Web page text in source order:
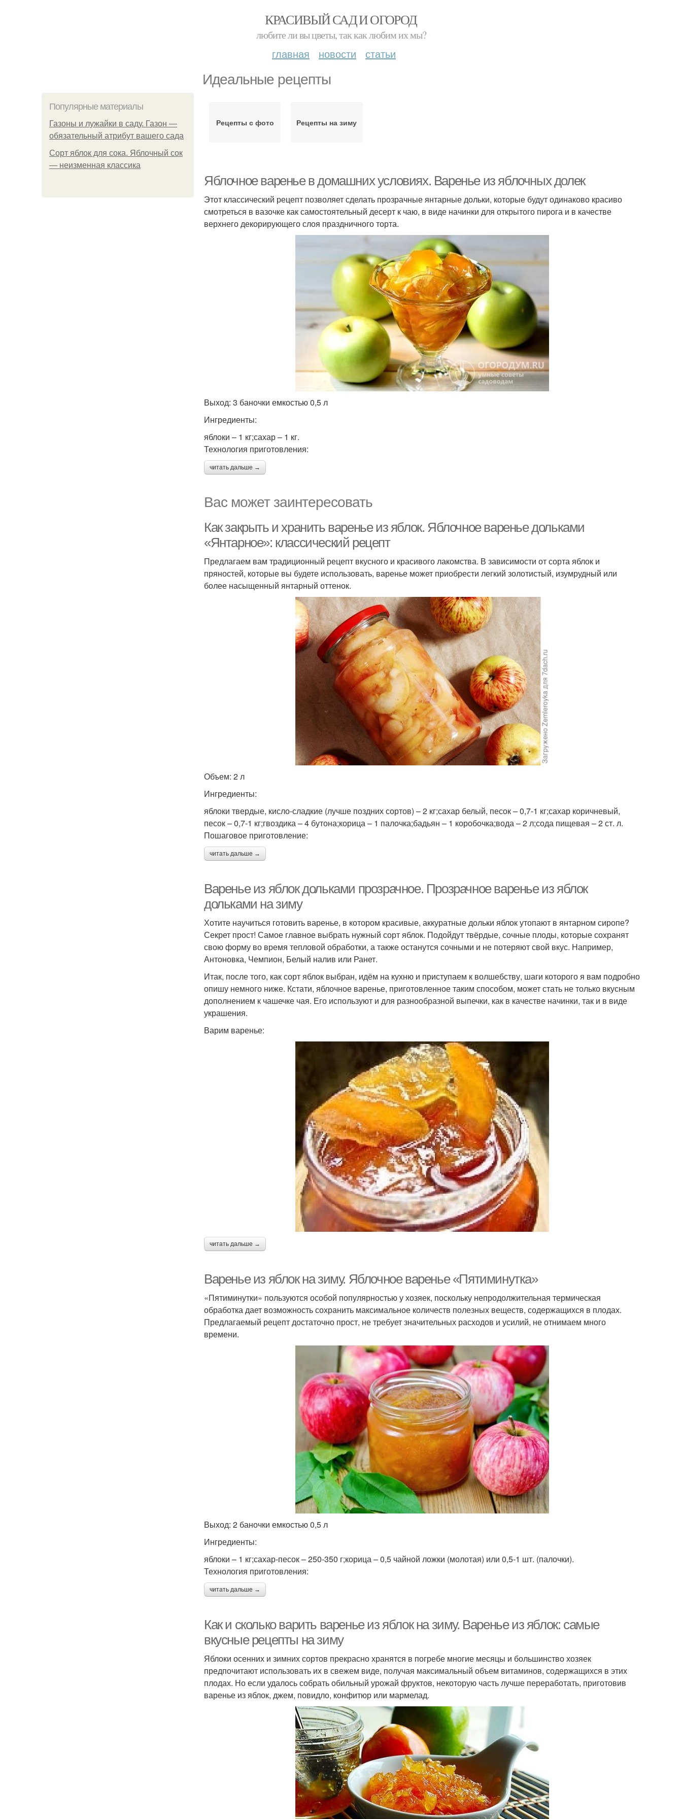
КРАСИВЫЙ САД И ОГОРОД
любите ли вы цветы, так как любим их мы?
главная новости статьи
Идеальные рецепты
Популярные материалы
Газоны и лужайки в саду. Газон —
обязательный атрибут вашего сада
Сорт яблок для сока. Яблочный сок
— неизменная классика
Рецепты с фото Рецепты на зиму
Яблочное варенье в домашних условиях. Варенье из яблочных долек
Этот классический рецепт позволяет сделать прозрачные янтарные дольки, которые будут одинаково красиво
смотреться в вазочке как самостоятельный десерт к чаю, в виде начинки для открытого пирога и в качестве
верхнего декорирующего слоя праздничного торта.
Выход: 3 баночки емкостью 0,5 л
Ингредиенты:
яблоки – 1 кг;сахар – 1 кг.
Технология приготовления:
читать дальше →
Вас может заинтересовать
Как закрыть и хранить варенье из яблок. Яблочное варенье дольками
«Янтарное»: классический рецепт
Предлагаем вам традиционный рецепт вкусного и красивого лакомства. В зависимости от сорта яблок и
пряностей, которые вы будете использовать, варенье может приобрести легкий золотистый, изумрудный или
более насыщенный янтарный оттенок.
Объем: 2 л
Ингредиенты:
яблоки твердые, кисло-сладкие (лучше поздних сортов) – 2 кг;сахар белый, песок – 0,7-1 кг;сахар коричневый,
песок – 0,7-1 кг;гвоздика – 4 бутона;корица – 1 палочка;бадьян – 1 коробочка;вода – 2 л;сода пищевая – 2 ст. л.
Пошаговое приготовление:
читать дальше →
Варенье из яблок дольками прозрачное. Прозрачное варенье из яблок
дольками на зиму
Хотите научиться готовить варенье, в котором красивые, аккуратные дольки яблок утопают в янтарном сиропе?
Секрет прост! Самое главное выбрать нужный сорт яблок. Подойдут твёрдые, сочные плоды, которые сохранят
свою форму во время тепловой обработки, а также останутся сочными и не потеряют свой вкус. Например,
Антоновка, Чемпион, Белый налив или Ранет.
Итак, после того, как сорт яблок выбран, идём на кухню и приступаем к волшебству, шаги которого я вам подробно
опишу немного ниже. Кстати, яблочное варенье, приготовленное таким способом, может стать не только вкусным
дополнением к чашечке чая. Его используют и для разнообразной выпечки, как в качестве начинки, так и в виде
украшения.
Варим варенье:
читать дальше →
Варенье из яблок на зиму. Яблочное варенье «Пятиминутка»
«Пятиминутки» пользуются особой популярностью у хозяек, поскольку непродолжительная термическая
обработка дает возможность сохранить максимальное количеств полезных веществ, содержащихся в плодах.
Предлагаемый рецепт достаточно прост, не требует значительных расходов и усилий, не отнимаем много
времени.
Выход: 2 баночки емкостью 0,5 л
Ингредиенты:
яблоки – 1 кг;сахар-песок – 250-350 г;корица – 0,5 чайной ложки (молотая) или 0,5-1 шт. (палочки).
Технология приготовления:
читать дальше →
Как и сколько варить варенье из яблок на зиму. Варенье из яблок: самые
вкусные рецепты на зиму
Яблоки осенних и зимних сортов прекрасно хранятся в погребе многие месяцы и большинство хозяек
предпочитают использовать их в свежем виде, получая максимальный объем витаминов, содержащихся в этих
плодах. Но если удалось собрать обильный урожай фруктов, некоторую часть лучше переработать, приготовив
варенье из яблок, джем, повидло, конфитюр или мармелад.